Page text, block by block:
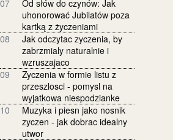
07
Od słów do czynów: Jak
uhonorować Jubilatów poza
kartką z życzeniami
08
Jak odczytac zyczenia, by
zabrzmialy naturalnie i
wzruszajaco
09
Zyczenia w formie listu z
przeszlosci - pomysl na
wyjatkowa niespodzianke
10
Muzyka i piesn jako nosnik
zyczen - jak dobrac idealny
utwor